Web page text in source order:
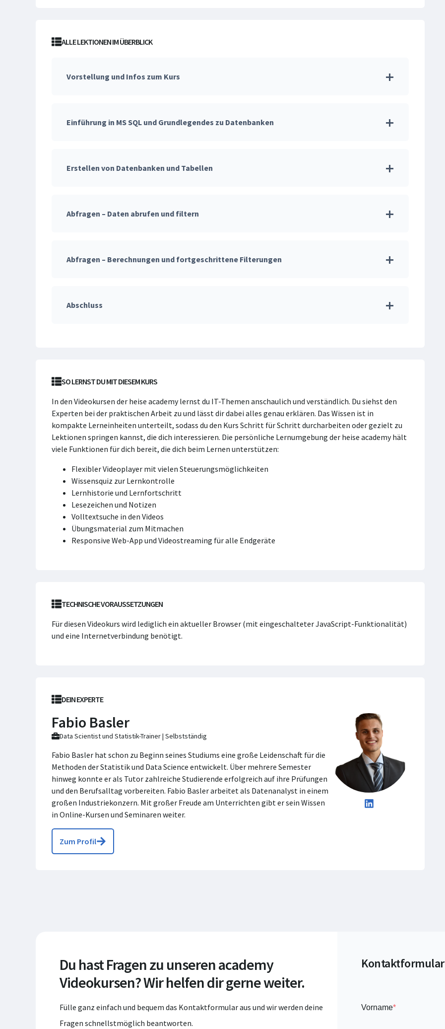
ALLE LEKTIONEN IM ÜBERBLICK
Vorstellung und Infos zum Kurs
Einführung in MS SQL und Grundlegendes zu Datenbanken
Erstellen von Datenbanken und Tabellen
Abfragen – Daten abrufen und filtern
Abfragen – Berechnungen und fortgeschrittene Filterungen
Abschluss
SO LERNST DU MIT DIESEM KURS
In den Videokursen der heise academy lernst du IT-Themen anschaulich und verständlich. Du siehst den
Experten bei der praktischen Arbeit zu und lässt dir dabei alles genau erklären. Das Wissen ist in
kompakte Lerneinheiten unterteilt, sodass du den Kurs Schritt für Schritt durcharbeiten oder gezielt zu
Lektionen springen kannst, die dich interessieren. Die persönliche Lernumgebung der heise academy hält
viele Funktionen für dich bereit, die dich beim Lernen unterstützen:
Flexibler Videoplayer mit vielen Steuerungsmöglichkeiten
Wissensquiz zur Lernkontrolle
Lernhistorie und Lernfortschritt
Lesezeichen und Notizen
Volltextsuche in den Videos
Übungsmaterial zum Mitmachen
Responsive Web-App und Videostreaming für alle Endgeräte
TECHNISCHE VORAUSSETZUNGEN
Für diesen Videokurs wird lediglich ein aktueller Browser (mit eingeschalteter JavaScript-Funktionalität)
und eine Internetverbindung benötigt.
DEIN EXPERTE
Fabio Basler
Data Scientist und Statistik-Trainer | Selbstständig
Fabio Basler hat schon zu Beginn seines Studiums eine große Leidenschaft für die
Methoden der Statistik und Data Science entwickelt. Über mehrere Semester
hinweg konnte er als Tutor zahlreiche Studierende erfolgreich auf ihre Prüfungen
und den Berufsalltag vorbereiten. Fabio Basler arbeitet als Datenanalyst in einem
großen Industriekonzern. Mit großer Freude am Unterrichten gibt er sein Wissen
in Online-Kursen und Seminaren weiter.
Zum Profil
Du hast Fragen zu unseren academy
Videokursen? Wir helfen dir gerne weiter.
Fülle ganz einfach und bequem das Kontaktformular aus und wir werden deine
Fragen schnellstmöglich beantworten.
Kontaktformular
Vorname*